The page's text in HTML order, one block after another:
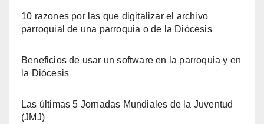
10 razones por las que digitalizar el archivo
parroquial de una parroquia o de la Diócesis
Beneficios de usar un software en la parroquia y en
la Diócesis
Las últimas 5 Jornadas Mundiales de la Juventud
(JMJ)